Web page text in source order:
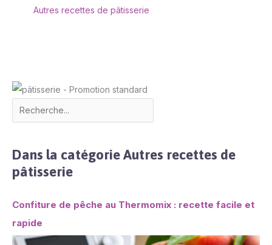
foyers modernes. 【Le
accompagnera au
quotidien.
Autres recettes de pâtisserie
Dans la catégorie Autres recettes de
pâtisserie
Confiture de pêche au Thermomix : recette facile et
rapide